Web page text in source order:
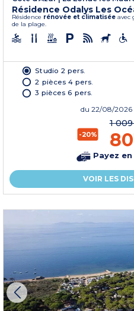
Résidence Odalys Les
Résidence rénovée et climatisée avec
de la plage.
Studio 2 pers.
2 pièces 4 pers.
3 pièces 6 pers.
du 22/08/2026
-20%
1
Payez en
VOIR LES